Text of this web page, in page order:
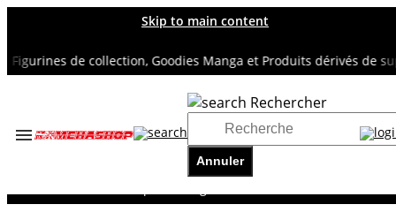
Skip to main content
de collection, Goodies Manga et Produits dérivés de super
Rechercher
Annuler
Accueil